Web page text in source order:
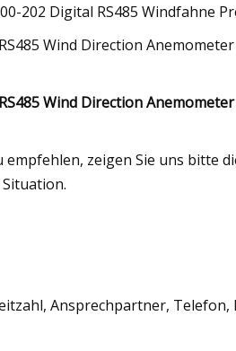
202 Digital RS485 Windfahne
zeigen Sie uns bitte
Ansprechpartner, Telefon,